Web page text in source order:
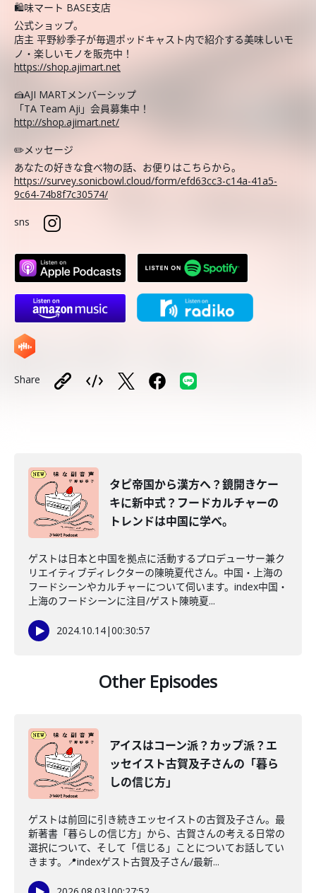
🛍️味マート BASE支店
公式ショップ。
店主 平野紗季子が毎週ポッドキャスト内で紹介する美味しいモ
ノ・楽しいモノを販売中！
https://shop.ajimart.net
🍰AJI MARTメンバーシップ
「TA Team Aji」会員募集中！
http://shop.ajimart.net/
✏️メッセージ
あなたの好きな食べ物の話、お便りはこちらから。
https://survey.sonicbowl.cloud/form/efd63cc3-c14a-41a5-
9c64-74b8f7c30574/
sns
Share
タピ帝国から漢方へ？鏡開きケー
キに新中式？フードカルチャーの
トレンドは中国に学べ。
ゲストは日本と中国を拠点に活動するプロデューサー兼ク
リエイティブディレクターの陳暁夏代さん。中国・上海の
フードシーンやカルチャーについて伺います。index中国・
上海のフードシーンに注目/ゲスト陳暁夏...
2024.10.14|00:30:57
Other Episodes
アイスはコーン派？カップ派？エ
ッセイスト古賀及子さんの「暮ら
しの信じ方」
ゲストは前回に引き続きエッセイストの古賀及子さん。最
新著書「暮らしの信じ方」から、古賀さんの考える日常の
選択について、そして「信じる」ことについてお話してい
きます。📍indexゲスト古賀及子さん/最新...